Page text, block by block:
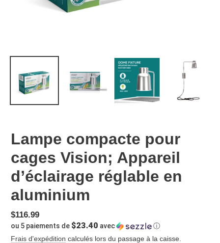
Lampe compacte pour
cages Vision; Appareil
d’éclairage réglable en
aluminium
Prix
normal
$116.99
ou 5 paiements de $23.40 avec
ⓘ
Frais d'expédition calculés lors du passage à la caisse.